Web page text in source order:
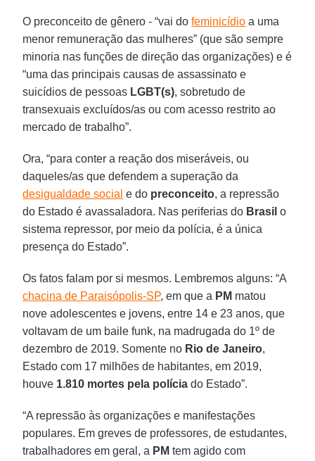
O preconceito de gênero - “vai dofeminicídio a uma
menor remuneração das mulheres” (que são sempre
minoria nas funções de direção das organizações) e é
“uma das principais causas de assassinato e
suicídios de pessoas LGBT(s), sobretudo de
transexuais excluídos/as ou com acesso restrito ao
mercado de trabalho”.
Ora, “para conter a reação dos miseráveis, ou
daqueles/as que defendem a superação da
desigualdade social e do preconceito, a repressão
do Estado é avassaladora. Nas periferias do Brasil o
sistema repressor, por meio da polícia, é a única
presença do Estado”.
Os fatos falam por si mesmos. Lembremos alguns: “A
chacina de Paraisópolis-SP, em que a PM matou
nove adolescentes e jovens, entre 14 e 23 anos, que
voltavam de um baile funk, na madrugada do 1º de
dezembro de 2019. Somente no Rio de Janeiro,
Estado com 17 milhões de habitantes, em 2019,
houve 1.810 mortes pela polícia do Estado”.
“A repressão às organizações e manifestações
populares. Em greves de professores, de estudantes,
trabalhadores em geral, a PM tem agido com